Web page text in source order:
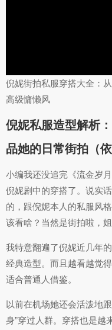
倪妮街拍私服穿搭大全：
高级慵懒风
倪妮私服造型解析
品她的日常街拍（依
小编我还没追完《流金岁
倪妮剧中的穿搭了。说实
的，跟倪妮本人的私服风
该看啥？当然是街拍啦，姐
我特意翻遍了倪妮近几年
经典造型。而且越看越觉
适合普通人借鉴。
以前在机场她还会活泼地
身”穿过人群。穿搭也是越